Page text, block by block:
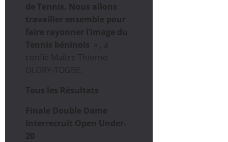
de Tennis. Nous allons
travailler ensemble pour
faire rayonner l’image du
Tennis béninois » , a
confié Maître Thierno
OLORY-TOGBE.
Tous les Résultats
Finale Double Dame
Interrecruit Open Under-
20